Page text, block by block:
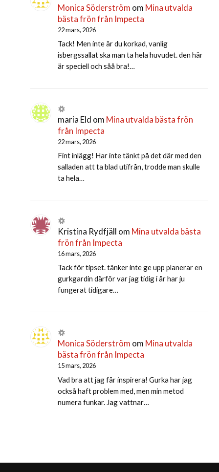
Monica Söderström om Mina utvalda
bästa frön från Impecta
22 mars, 2026
Tack! Men inte är du korkad, vanlig
isbergssallat ska man ta hela huvudet. den här
är speciell och såå bra!…
maria Eld om Mina utvalda bästa frön
från Impecta
22 mars, 2026
Fint inlägg! Har inte tänkt på det där med den
salladen att ta blad utifrån, trodde man skulle
ta hela…
Kristina Rydfjäll om Mina utvalda bästa
frön från Impecta
16 mars, 2026
Tack för tipset. tänker inte ge upp planerar en
gurkgardin därför var jag tidig i år har ju
fungerat tidigare…
Monica Söderström om Mina utvalda
bästa frön från Impecta
15 mars, 2026
Vad bra att jag får inspirera! Gurka har jag
också haft problem med, men min metod
numera funkar. Jag vattnar…